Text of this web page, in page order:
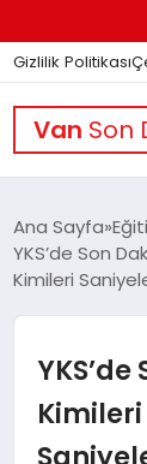
Gizlilik Politikası
Van Son
GÜNDEM
DÜNYA
Ana Sayfa
YKS’de Son
Kimileri